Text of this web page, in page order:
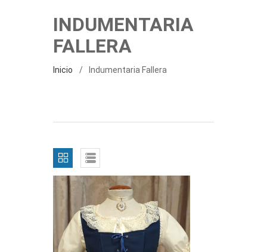
INDUMENTARIA
FALLERA
Inicio Indumentaria Fallera